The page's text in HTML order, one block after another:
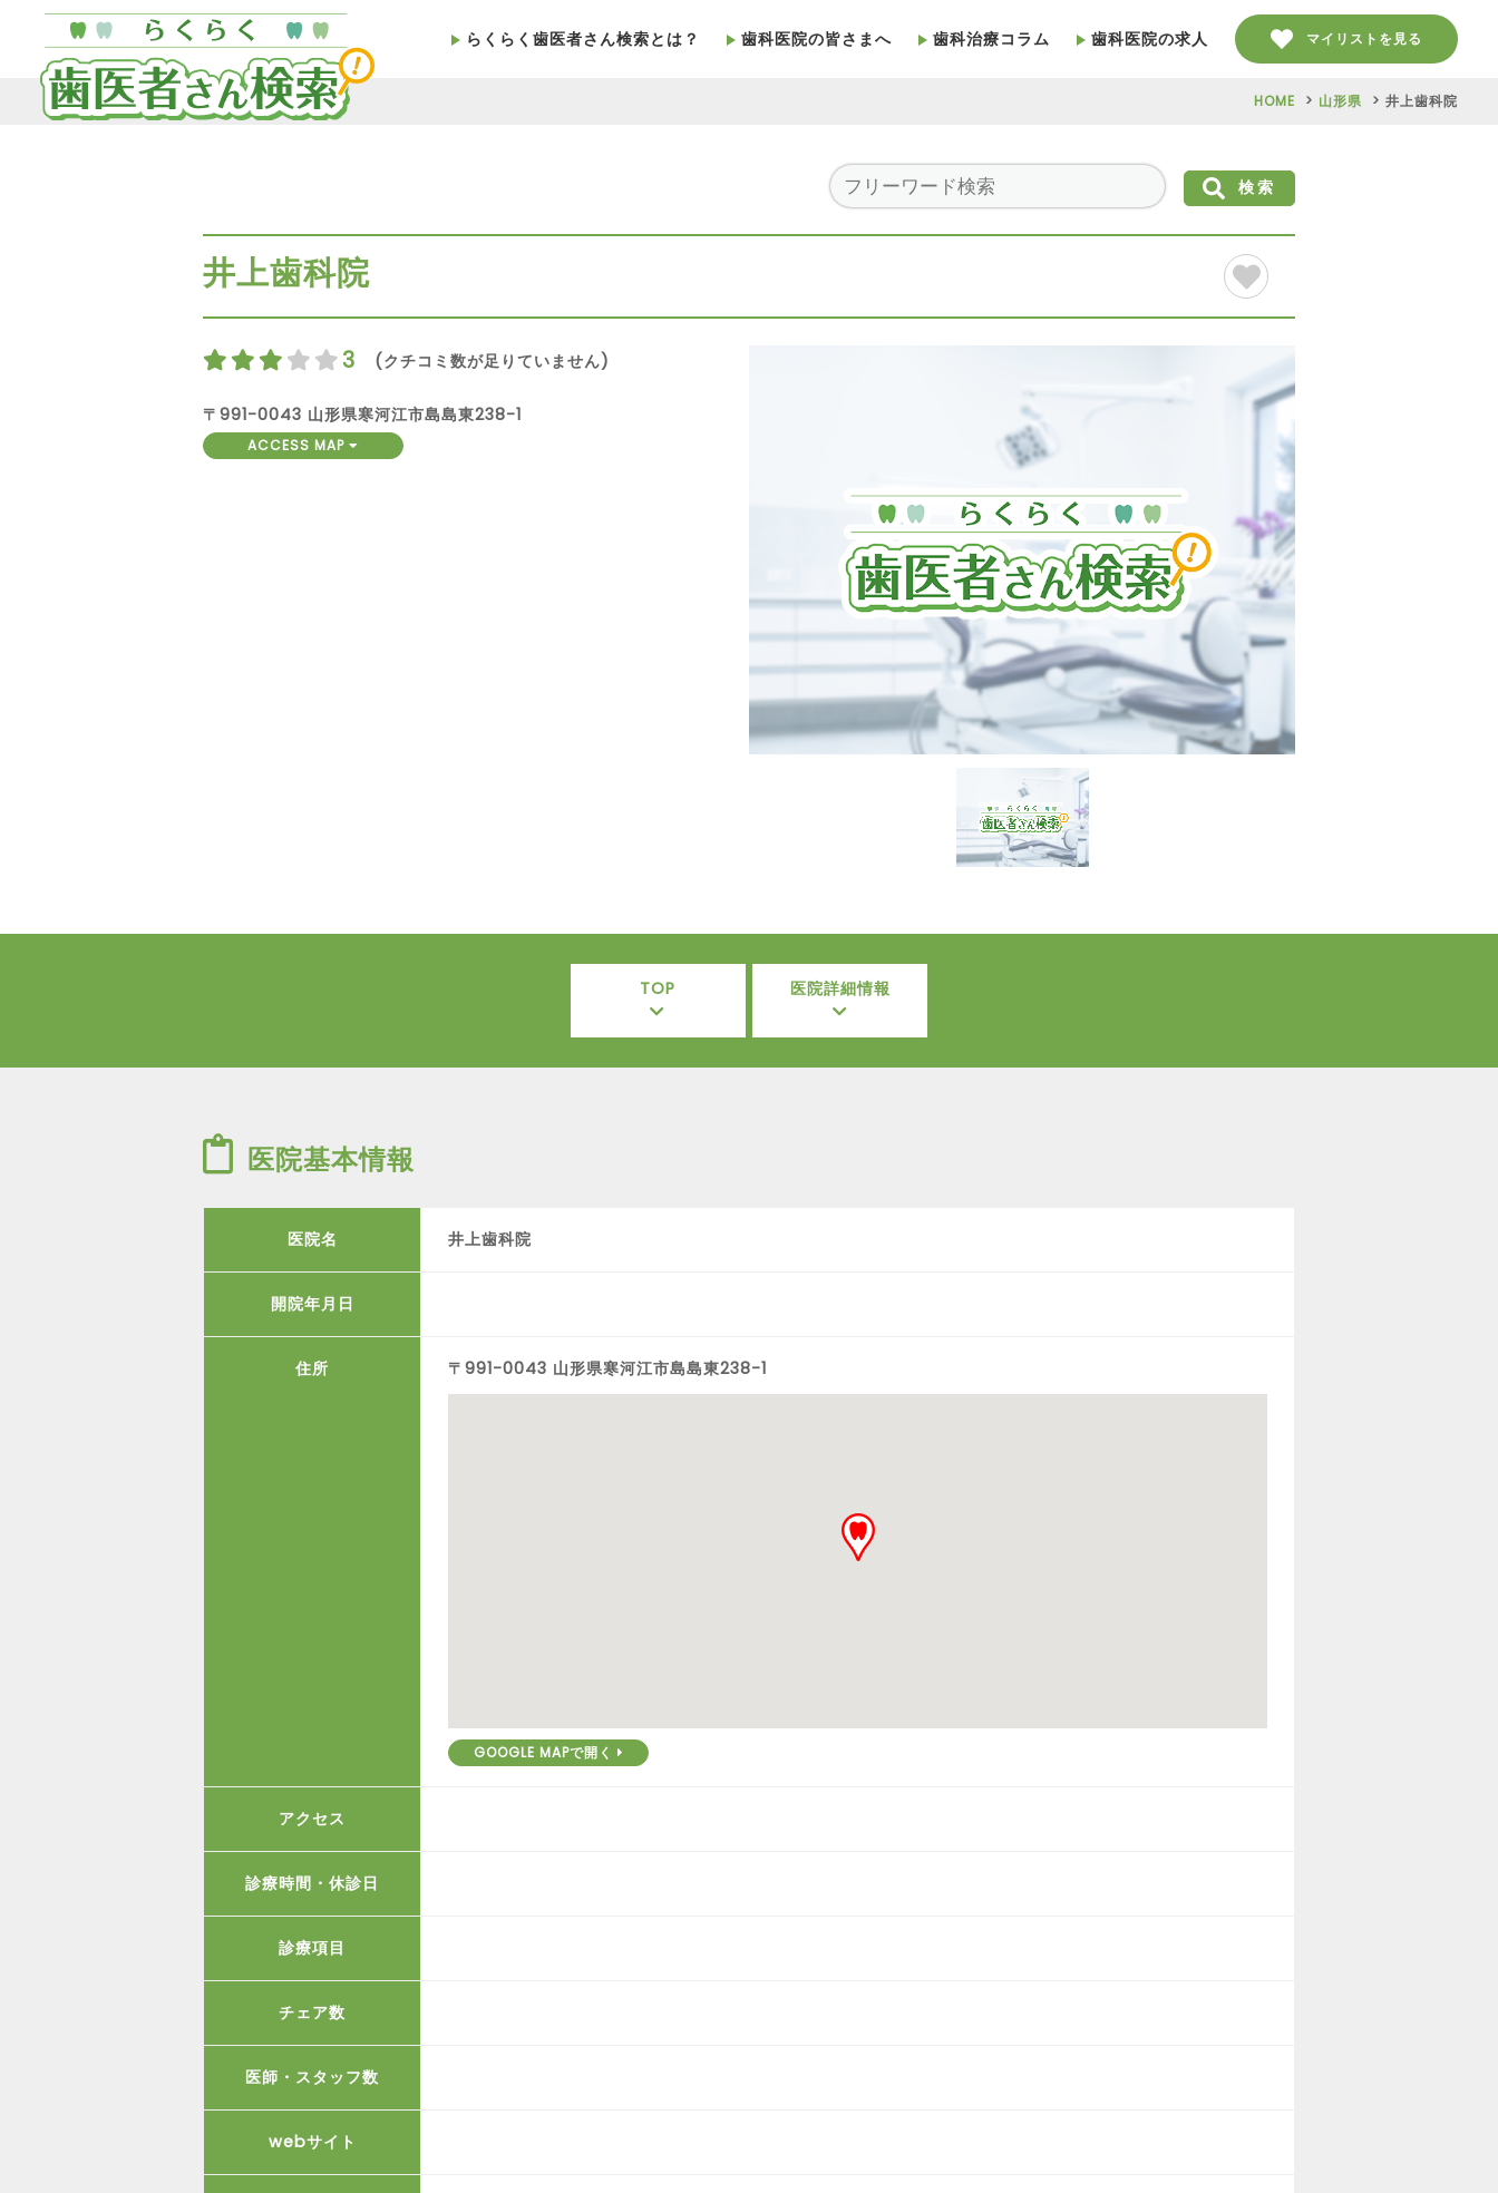
らくらく歯医者さん検索とは？ 歯科医院の皆さまへ 歯科治療コラム 歯科医院の求人 マイリストを見る
HOME 山形県 井上歯科院
検索
井上歯科院
3 (クチコミ数が足りていません)
〒991-0043 山形県寒河江市島島東238-1
ACCESS MAP
TOP 医院詳細情報
医院基本情報
医院名 井上歯科院
開院年月日
住所 〒991-0043 山形県寒河江市島島東238-1
GOOGLE MAPで開く
アクセス
診療時間・休診日
診療項目
チェア数
医師・スタッフ数
webサイト